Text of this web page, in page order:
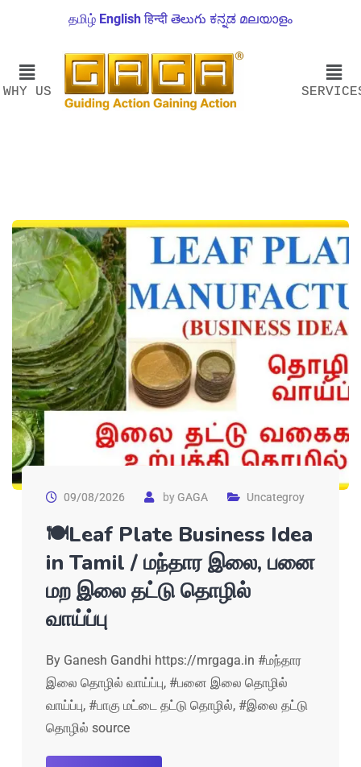
தமிழ் English हिन्दी తెలుగు ಕನ್ನಡ മലയാളം
WHY US
09/08/2026 byGAGA Uncategroy
🍽Leaf Plate Business Idea
in Tamil / மந்தார இலை, பனை
மற இலை தட்டு தொழில்
வாய்ப்பு
By Ganesh Gandhi https://mrgaga.in #மந்தார
இலை தொழில் வாய்ப்பு, #பனை இலை தொழில்
வாய்ப்பு, #பாகு மட்டை தட்டு தொழில், #இலை தட்டு
தொழில் source